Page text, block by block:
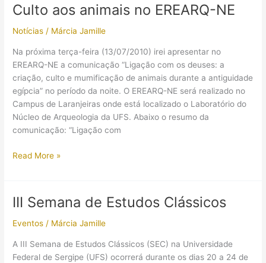
Carnarvon
à
Culto aos animais no EREARQ-NE
Notícias / Márcia Jamille
Na próxima terça-feira (13/07/2010) irei apresentar no
EREARQ-NE a comunicação “Ligação com os deuses: a
criação, culto e mumificação de animais durante a antiguidade
egípcia” no período da noite. O EREARQ-NE será realizado no
Campus de Laranjeiras onde está localizado o Laboratório do
Núcleo de Arqueologia da UFS. Abaixo o resumo da
comunicação: “Ligação com
Culto
EREARQ-
NE
Read More »
III Semana de Estudos Clássicos
Eventos / Márcia Jamille
A III Semana de Estudos Clássicos (SEC) na Universidade
Federal de Sergipe (UFS) ocorrerá durante os dias 20 a 24 de